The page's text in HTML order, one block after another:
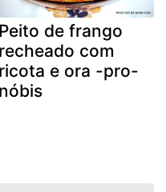
Peito de frango
recheado com
ricota e ora -pro-
nóbis